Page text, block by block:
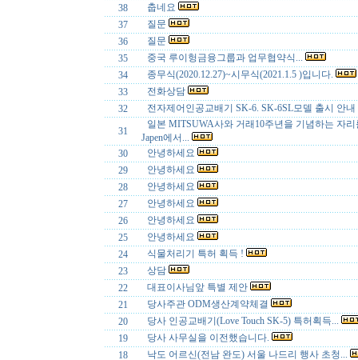
38
춥네요
37
질문
36
질문
35
중국 루이헝금융그룹과 업무협약식...
34
종무식(2020.12.27)~시무식(2021.1.5 )입니다.
33
전화상담
32
전자제어인공교배기 SK-6. SK-6SL모델 출시 안내
31
일본 MITSUWA사와 거래10주년을 기념하는 자리
Japen에서...
30
안녕하세요
29
안녕하세요
28
안녕하세요
27
안녕하세요
26
안녕하세요
25
안녕하세요
24
식물처리기 특허 획득 !
23
상담
22
대표이사님앞 특별 제안
21
당사주관 ODM생산계약체결
20
당사 인공교배기(Love Touch SK-5) 특허획득...
19
당사 사무실을 이전했습니다.
18
낙도 어르신(전남 완도) 서울 나드리 행사 초청...